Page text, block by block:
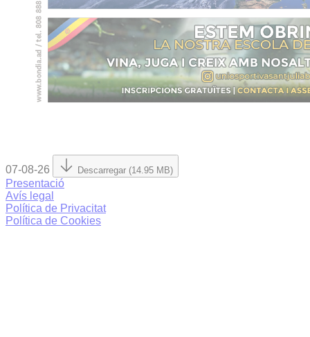
07-08-26 Descarregar (14.95 MB)
Presentació
Avís legal
Política de Privacitat
Política de Cookies